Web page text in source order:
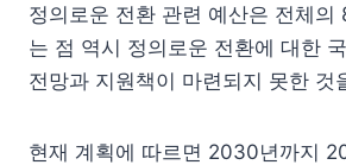
정의로운 전환 관련 예산은 전체의
는 점 역시 정의로운 전환에 대한
전망과 지원책이 마련되지 못한 것
현재 계획에 따르면 2030년까지